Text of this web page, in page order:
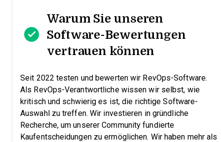
Warum Sie unseren
Software-Bewertungen
vertrauen können
Seit 2022 testen und bewerten wir RevOps-Software.
Als RevOps-Verantwortliche wissen wir selbst, wie
kritisch und schwierig es ist, die richtige Software-
Auswahl zu treffen. Wir investieren in gründliche
Recherche, um unserer Community fundierte
Kaufentscheidungen zu ermöglichen. Wir haben mehr als